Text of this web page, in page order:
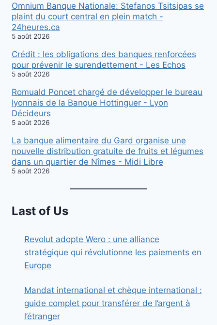
Omnium Banque Nationale: Stefanos Tsitsipas se
plaint du court central en plein match -
24heures.ca
5 août 2026
Crédit : les obligations des banques renforcées
pour prévenir le surendettement - Les Echos
5 août 2026
Romuald Poncet chargé de développer le bureau
lyonnais de la Banque Hottinguer - Lyon
Décideurs
5 août 2026
La banque alimentaire du Gard organise une
nouvelle distribution gratuite de fruits et légumes
dans un quartier de Nîmes - Midi Libre
5 août 2026
Last of Us
Revolut adopte Wero : une alliance
stratégique qui révolutionne les paiements en
Europe
Mandat international et chèque international :
guide complet pour transférer de l’argent à
l’étranger